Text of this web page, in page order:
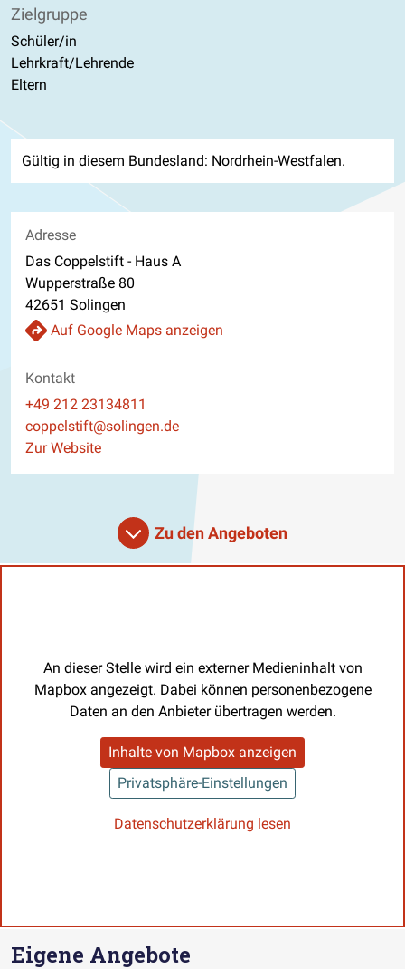
Zielgruppe
Schüler/in
Lehrkraft/Lehrende
Eltern
Gültig in diesem Bundesland: Nordrhein-Westfalen.
Adresse
Das Coppelstift - Haus A
Wupperstraße 80
42651 Solingen
Auf Google Maps anzeigen
Kontakt
Telefon
+49 212 23134811
E-Mail
coppelstift@solingen.de
Website
Zur Website
Zu den Angeboten
An dieser Stelle wird ein externer Medieninhalt von
Mapbox angezeigt. Dabei können personenbezogene
Daten an den Anbieter übertragen werden.
Inhalte von Mapbox anzeigen
Privatsphäre-Einstellungen
Datenschutzerklärung lesen
Eigene Angebote